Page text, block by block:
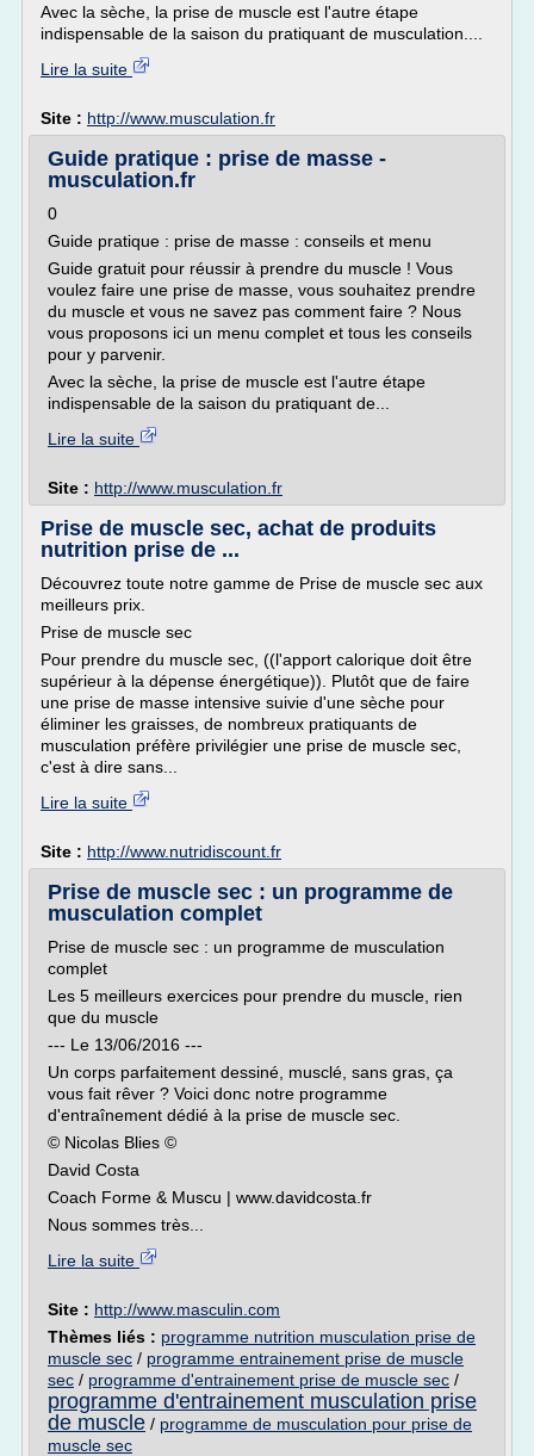
Avec la sèche, la prise de muscle est l'autre étape
indispensable de la saison du pratiquant de musculation....
Lire la suite
Site : http://www.musculation.fr
Guide pratique : prise de masse -
musculation.fr
0
Guide pratique : prise de masse : conseils et menu
Guide gratuit pour réussir à prendre du muscle ! Vous
voulez faire une prise de masse, vous souhaitez prendre
du muscle et vous ne savez pas comment faire ? Nous
vous proposons ici un menu complet et tous les conseils
pour y parvenir.
Avec la sèche, la prise de muscle est l'autre étape
indispensable de la saison du pratiquant de...
Lire la suite
Site : http://www.musculation.fr
Prise de muscle sec, achat de produits
nutrition prise de ...
Découvrez toute notre gamme de Prise de muscle sec aux
meilleurs prix.
Prise de muscle sec
Pour prendre du muscle sec, ((l'apport calorique doit être
supérieur à la dépense énergétique)). Plutôt que de faire
une prise de masse intensive suivie d'une sèche pour
éliminer les graisses, de nombreux pratiquants de
musculation préfère privilégier une prise de muscle sec,
c'est à dire sans...
Lire la suite
Site : http://www.nutridiscount.fr
Prise de muscle sec : un programme de
musculation complet
Prise de muscle sec : un programme de musculation
complet
Les 5 meilleurs exercices pour prendre du muscle, rien
que du muscle
--- Le 13/06/2016 ---
Un corps parfaitement dessiné, musclé, sans gras, ça
vous fait rêver ? Voici donc notre programme
d'entraînement dédié à la prise de muscle sec.
© Nicolas Blies ©
David Costa
Coach Forme & Muscu | www.davidcosta.fr
Nous sommes très...
Lire la suite
Site : http://www.masculin.com
Thèmes liés : programme nutrition musculation prise de
muscle sec / programme entrainement prise de muscle
sec / programme d'entrainement prise de muscle sec /
programme d'entrainement musculation prise
de muscle / programme de musculation pour prise de
muscle sec